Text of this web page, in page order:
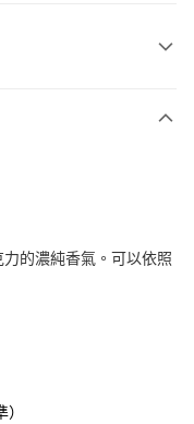
的濃純香氣。可以依照